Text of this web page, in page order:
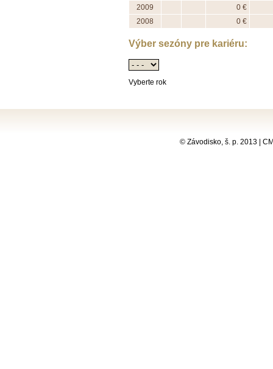
2009
0 €
2008
0 €
Výber sezóny pre kariéru:
Vyberte rok
© Závodisko, š. p. 2013 |